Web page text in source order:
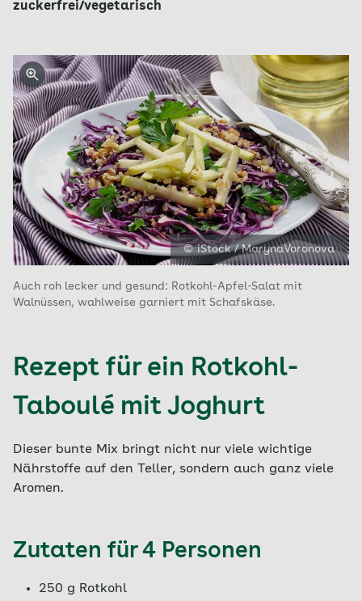
zuckerfrei/vegetarisch
© iStock / MarynaVoronova
Auch roh lecker und gesund: Rotkohl-Apfel-Salat mit
Walnüssen, wahlweise garniert mit Schafskäse.
Rezept für ein Rotkohl-
Taboulé mit Joghurt
Dieser bunte Mix bringt nicht nur viele wichtige
Nährstoffe auf den Teller, sondern auch ganz viele
Aromen.
Zutaten für 4 Personen
250 g Rotkohl